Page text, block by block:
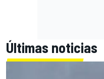
Últimas noticias